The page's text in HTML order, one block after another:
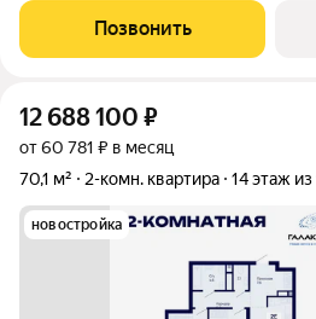
«Космос» на проспекте
любит городскую
Позвонить
12 688 100 ₽
от 60 781 ₽ в месяц
70,1 м²
2-комн. квартира 14 этаж из
новостройка